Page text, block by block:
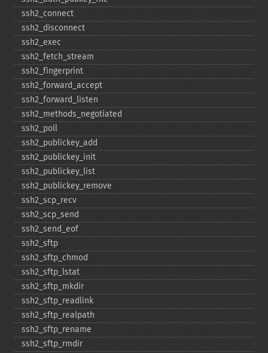
ssh2_​connect
ssh2_​disconnect
ssh2_​exec
ssh2_​fetch_​stream
ssh2_​fingerprint
ssh2_​forward_​accept
ssh2_​forward_​listen
ssh2_​methods_​negotiated
ssh2_​poll
ssh2_​publickey_​add
ssh2_​publickey_​init
ssh2_​publickey_​list
ssh2_​publickey_​remove
ssh2_​scp_​recv
ssh2_​scp_​send
ssh2_​send_​eof
ssh2_​sftp
ssh2_​sftp_​chmod
ssh2_​sftp_​lstat
ssh2_​sftp_​mkdir
ssh2_​sftp_​readlink
ssh2_​sftp_​realpath
ssh2_​sftp_​rename
ssh2_​sftp_​rmdir